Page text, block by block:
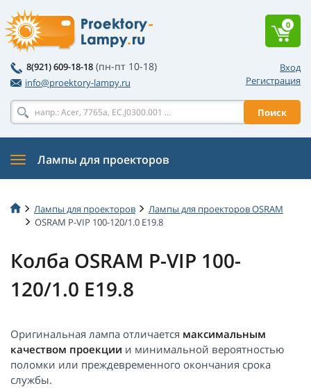
Вход
Регистрация
8(921) 609-18-18 (пн-пт 10-18)
info@proektory-lampy.ru
Поиск
0
Лампы для проекторов
Лампы для проекторов
Лампы для проекторов OSRAM
OSRAM P-VIP 100-120/1.0 E19.8
Колба OSRAM P-VIP 100-
120/1.0 E19.8
Оригинальная лампа отличается максимальным
качеством проекции и минимальной вероятностью
поломки или преждевременного окончания срока
службы.